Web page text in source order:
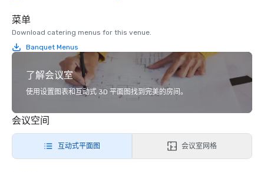
菜单
Download catering menus for this venue.
Banquet Menus
了解会议室
使用设置图表和互动式 3D 平面图找到完美的房间。
会议空间
互动式平面图 会议室网格